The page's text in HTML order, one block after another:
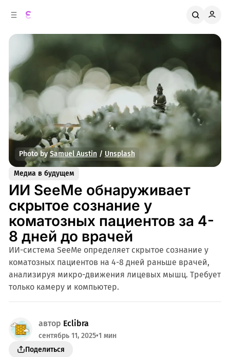
Photo by Samuel Austin / Unsplash
Медиа в будущем
ИИ SeeMe обнаруживает
скрытое сознание у
коматозных пациентов за 4-
8 дней до врачей
ИИ-система SeeMe определяет скрытое сознание у
коматозных пациентов на 4-8 дней раньше врачей,
анализируя микро-движения лицевых мышц. Требует
только камеру и компьютер.
автор Eclibra
сентябрь 11, 2025•1 мин
Поделиться